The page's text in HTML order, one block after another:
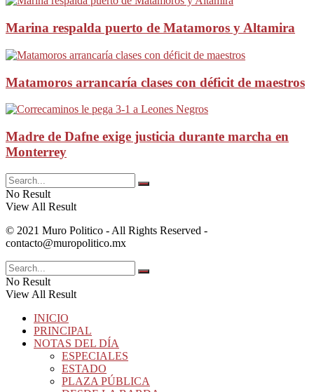
Marina respalda puerto de Matamoros y Altamira
Matamoros arrancaría clases con déficit de maestros
Madre de Dafne exige justicia durante marcha en
Monterrey
No Result
View All Result
© 2021 Muro Politico - All Rights Reserved -
contacto@muropolitico.mx
No Result
View All Result
INICIO
PRINCIPAL
NOTAS DEL DÍA
ESPECIALES
ESTADO
PLAZA PÚBLICA